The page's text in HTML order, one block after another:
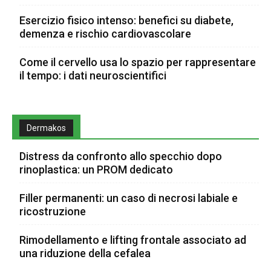
Esercizio fisico intenso: benefici su diabete,
demenza e rischio cardiovascolare
Come il cervello usa lo spazio per rappresentare
il tempo: i dati neuroscientifici
Dermakos
Distress da confronto allo specchio dopo
rinoplastica: un PROM dedicato
Filler permanenti: un caso di necrosi labiale e
ricostruzione
Rimodellamento e lifting frontale associato ad
una riduzione della cefalea